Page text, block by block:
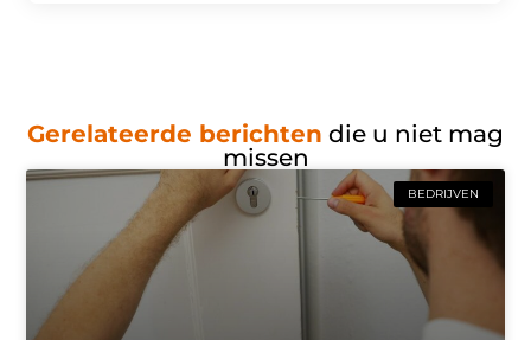
Gerelateerde berichten die u niet mag
missen
BEDRIJVEN